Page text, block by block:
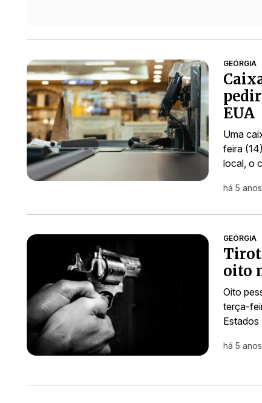
GEÓRGIA
EUA
Uma
feira
local, o
há 5 anos
GEÓRGIA
oito
Oito
terça-
há 5 anos